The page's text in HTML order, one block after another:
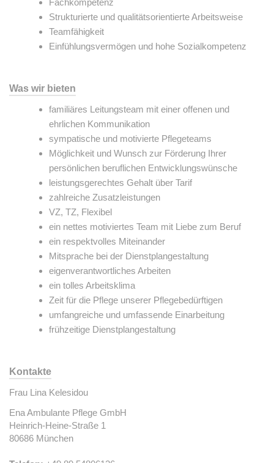
Fachkompetenz
Strukturierte und qualitätsorientierte Arbeitsweise
Teamfähigkeit
Einfühlungsvermögen und hohe Sozialkompetenz
Was wir bieten
familiäres Leitungsteam mit einer offenen und
ehrlichen Kommunikation
sympatische und motivierte Pflegeteams
Möglichkeit und Wunsch zur Förderung Ihrer
persönlichen beruflichen Entwicklungswünsche
leistungsgerechtes Gehalt über Tarif
zahlreiche Zusatzleistungen
VZ, TZ, Flexibel
ein nettes motiviertes Team mit Liebe zum Beruf
ein respektvolles Miteinander
Mitsprache bei der Dienstplangestaltung
eigenverantwortliches Arbeiten
ein tolles Arbeitsklima
Zeit für die Pflege unserer Pflegebedürftigen
umfangreiche und umfassende Einarbeitung
frühzeitige Dienstplangestaltung
Kontakte
Frau Lina Kelesidou
Ena Ambulante Pflege GmbH
Heinrich-Heine-Straße 1
80686 München